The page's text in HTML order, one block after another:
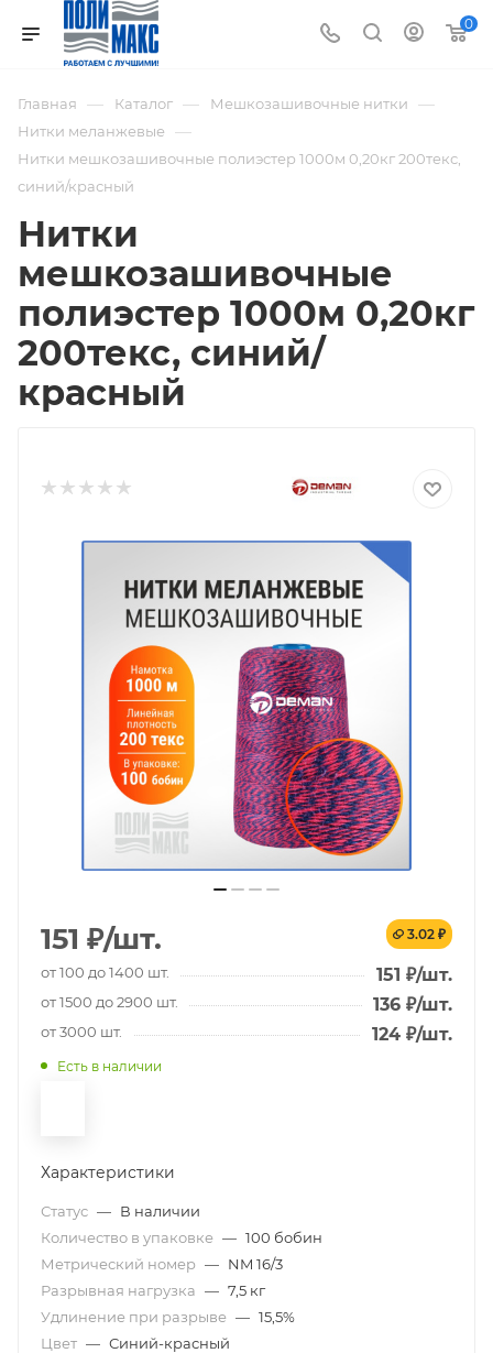
0
Главная — Каталог — Мешкозашивочные нитки —
Нитки меланжевые —
Нитки мешкозашивочные полиэстер 1000м 0,20кг 200текс,
синий/красный
Нитки
мешкозашивочные
полиэстер 1000м 0,20кг
200текс, синий/
красный
151 ₽/шт. 3.02 ₽
от 100 до 1400 шт. 151 ₽/шт.
от 1500 до 2900 шт. 136 ₽/шт.
от 3000 шт. 124 ₽/шт.
Есть в наличии
Характеристики
Статус — В наличии
Количество в упаковке — 100 бобин
Метрический номер — NM 16/3
Разрывная нагрузка — 7,5 кг
Удлинение при разрыве — 15,5%
Цвет — Синий-красный